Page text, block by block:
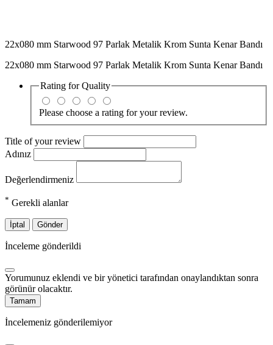
22x080 mm Starwood 97 Parlak Metalik Krom Sunta Kenar Bandı
22x080 mm Starwood 97 Parlak Metalik Krom Sunta Kenar Bandı
Rating forQuality
Please choose a rating for your review.
Title of your review
Adınız
Değerlendirmeniz
* Gerekli alanlar
İptal Gönder
İnceleme gönderildi
Yorumunuz eklendi ve bir yönetici tarafından onaylandıktan sonra
görünür olacaktır.
Tamam
İncelemeniz gönderilemiyor